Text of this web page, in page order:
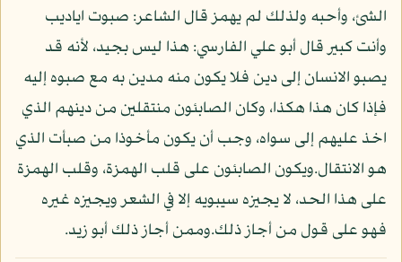
الشئ، وأحبه ولذلك لم يهمز قال الشاعر: صبوت اياديب
وأنت كبير قال أبو علي الفارسي: هذا ليس بجيد، لأنه قد
يصبو الانسان إلى دين فلا يكون منه مدين به مع صبوه إليه
فإذا كان هذا هكذا، وكان الصابئون منتقلين من دينهم الذي
اخذ عليهم إلى سواه، وجب أن يكون مأخوذا من صبأت الذي
هو الانتقال.ويكون الصابئون على قلب الهمزة، وقلب الهمزة
على هذا الحد، لا يجيزه سيبويه إلا في الشعر ويجيزه غيره
فهو على قول من أجاز ذلك.وممن أجاز ذلك أبو زيد.